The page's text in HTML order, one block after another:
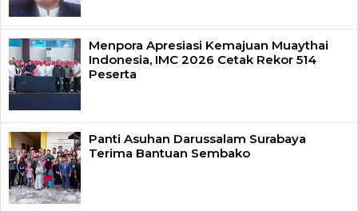
Menpora Apresiasi Kemajuan Muaythai
Indonesia, IMC 2026 Cetak Rekor 514
Peserta
Panti Asuhan Darussalam Surabaya
Terima Bantuan Sembako